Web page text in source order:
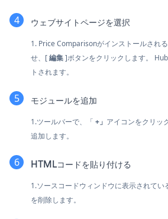
ウェブサイトページを選択
1. Price Comparisonがインストールされ
せ、[編集]ボタンをクリックします。
トされます。
モジュールを追加
1.ツールバーで、「 +」 アイコンをクリッ
追加します。
HTMLコードを貼り付ける
1.ソースコードウィンドウに表示されてい
を削除します。